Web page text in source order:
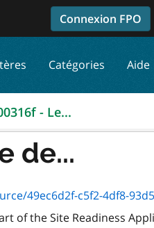
Connexion FPO
Catégories Aide
- Le...
de...
c5f2-4df8-93d5-
of the Site Readiness